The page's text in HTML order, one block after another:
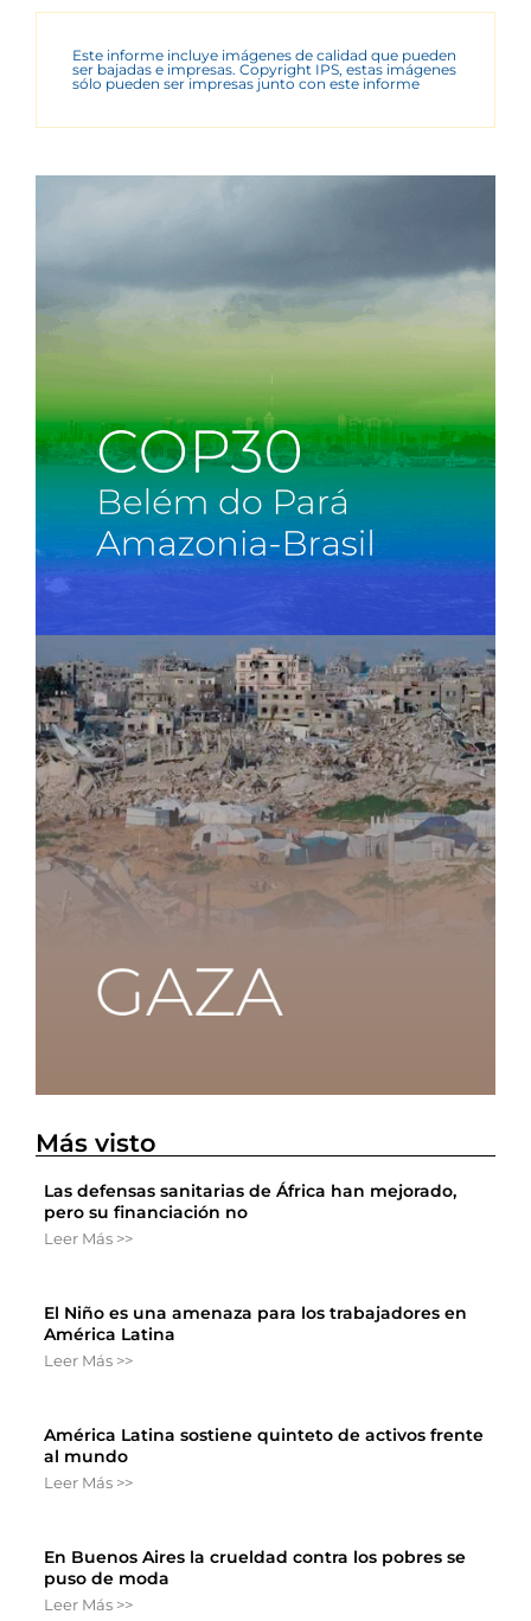
Este informe incluye imágenes de calidad que pueden
ser bajadas e impresas. Copyright IPS, estas imágenes
sólo pueden ser impresas junto con este informe
Más visto
Las defensas sanitarias de África han mejorado,
pero su financiación no
Leer Más >>
El Niño es una amenaza para los trabajadores en
América Latina
Leer Más >>
América Latina sostiene quinteto de activos frente
al mundo
Leer Más >>
En Buenos Aires la crueldad contra los pobres se
puso de moda
Leer Más >>